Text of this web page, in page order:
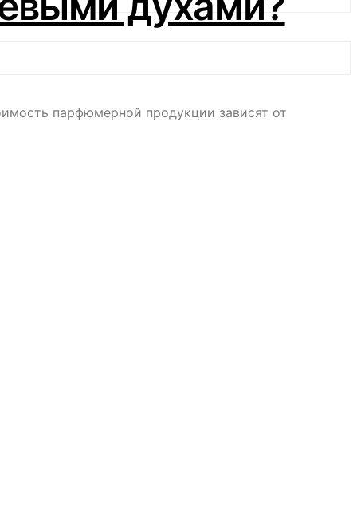
парфюмерной продукции зависят от